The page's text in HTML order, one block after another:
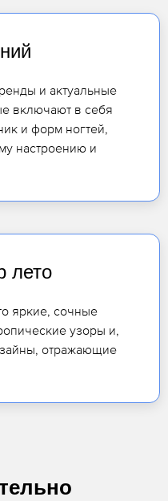
и актуальные
включают в себя
и форм ногтей,
настроению и
лето
яркие, сочные
узоры и,
отражающие